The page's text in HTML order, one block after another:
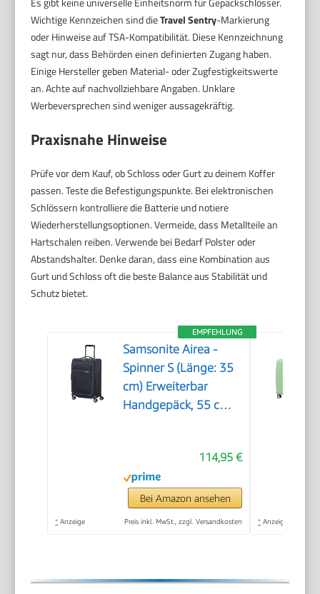
Wichtige Kennzeichen sind dieTravel Sentry-Markierung
oder Hinweise auf TSA-Kompatibilität. Diese Kennzeichnung
sagt nur, dass Behörden einen definierten Zugang haben.
Einige Hersteller geben Material- oder Zugfestigkeitswerte
an. Achte auf nachvollziehbare Angaben. Unklare
Werbeversprechen sind weniger aussagekräftig.
Praxisnahe Hinweise
Prüfe vor dem Kauf, ob Schloss oder Gurt zu deinem Koffer
passen. Teste die Befestigungspunkte. Bei elektronischen
Schlössern kontrolliere die Batterie und notiere
Wiederherstellungsoptionen. Vermeide, dass Metallteile an
Hartschalen reiben. Verwende bei Bedarf Polster oder
Abstandshalter. Denke daran, dass eine Kombination aus
Gurt und Schloss oft die beste Balance aus Stabilität und
Schutz bietet.
EMPFEHLUNG
Samsonite Airea -
Spinner S (Länge: 35
cm) Erweiterbar
Handgepäck, 55 cm,
114,95 €
Bei Amazon ansehen
* Anzeige Preis inkl. MwSt., zzgl. Versandkosten * Anzeige